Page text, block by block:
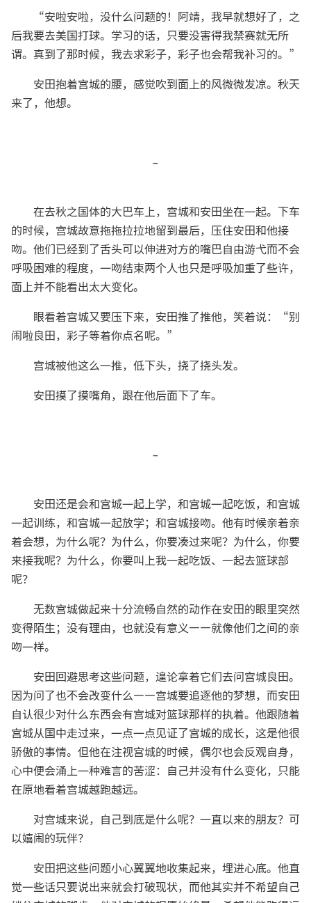
“安啦安啦，没什么问题的！阿靖，我早就想好了，之
后我要去美国打球。学习的话，只要没害得我禁赛就无所
谓。真到了那时候，我去求彩子，彩子也会帮我补习的。”
安田抱着宫城的腰，感觉吹到面上的风微微发凉。秋天
来了，他想。
-
在去秋之国体的大巴车上，宫城和安田坐在一起。下车
的时候，宫城故意拖拖拉拉地留到最后，压住安田和他接
吻。他们已经到了舌头可以伸进对方的嘴巴自由游弋而不会
呼吸困难的程度，一吻结束两个人也只是呼吸加重了些许，
面上并不能看出太大变化。
眼看着宫城又要压下来，安田推了推他，笑着说：“别
闹啦良田，彩子等着你点名呢。”
宫城被他这么一推，低下头，挠了挠头发。
安田摸了摸嘴角，跟在他后面下了车。
-
安田还是会和宫城一起上学，和宫城一起吃饭，和宫城
一起训练，和宫城一起放学；和宫城接吻。他有时候亲着亲
着会想，为什么呢？为什么，你要凑过来呢？为什么，你要
来接我呢？为什么，你要叫上我一起吃饭、一起去篮球部
呢？
无数宫城做起来十分流畅自然的动作在安田的眼里突然
变得陌生；没有理由，也就没有意义——就像他们之间的亲
吻一样。
安田回避思考这些问题，遑论拿着它们去问宫城良田。
因为问了也不会改变什么——宫城要追逐他的梦想，而安田
自认很少对什么东西会有宫城对篮球那样的执着。他跟随着
宫城从国中走过来，一点一点见证了宫城的成长，这是他很
骄傲的事情。但他在注视宫城的时候，偶尔也会反观自身，
心中便会涌上一种难言的苦涩：自己并没有什么变化，只能
在原地看着宫城越跑越远。
对宫城来说，自己到底是什么呢？一直以来的朋友？可
以嬉闹的玩伴？
安田把这些问题小心翼翼地收集起来，埋进心底。他直
觉一些话只要说出来就会打破现状，而他其实并不希望自己